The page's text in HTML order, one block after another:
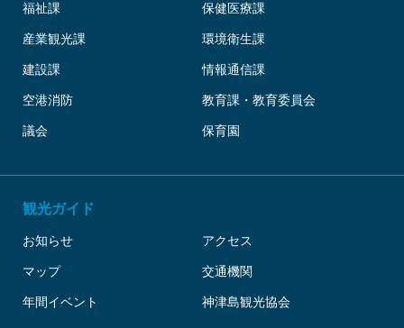
福祉課 保健医療課
産業観光課 環境衛生課
建設課 情報通信課
空港消防 教育課・教育委員会
議会 保育園
観光ガイド
お知らせ アクセス
マップ 交通機関
年間イベント 神津島観光協会